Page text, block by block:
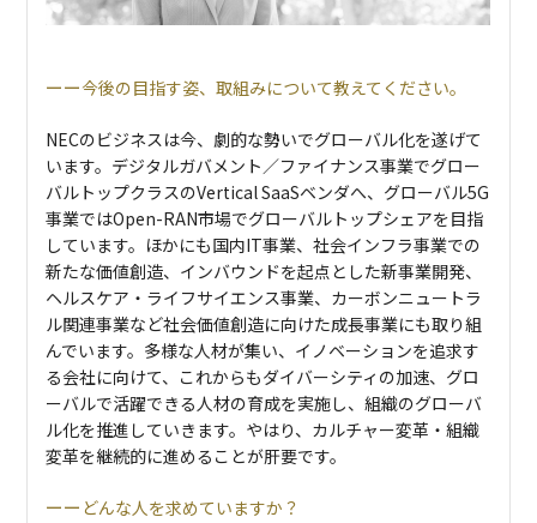
今後の目指す姿、取組みについて教えてください。
NECのビジネスは今、劇的な勢いでグローバル化を遂げて
います。デジタルガバメント／ファイナンス事業でグロー
バルトップクラスのVertical SaaSベンダへ、グローバル5G
事業ではOpen-RAN市場でグローバルトップシェアを目指
しています。ほかにも国内IT事業、社会インフラ事業での
新たな価値創造、インバウンドを起点とした新事業開発、
ヘルスケア・ライフサイエンス事業、カーボンニュートラ
ル関連事業など社会価値創造に向けた成長事業にも取り組
んでいます。多様な人材が集い、イノベーションを追求す
る会社に向けて、これからもダイバーシティの加速、グロ
ーバルで活躍できる人材の育成を実施し、組織のグローバ
ル化を推進していきます。やはり、カルチャー変革・組織
変革を継続的に進めることが肝要です。
どんな人を求めていますか？